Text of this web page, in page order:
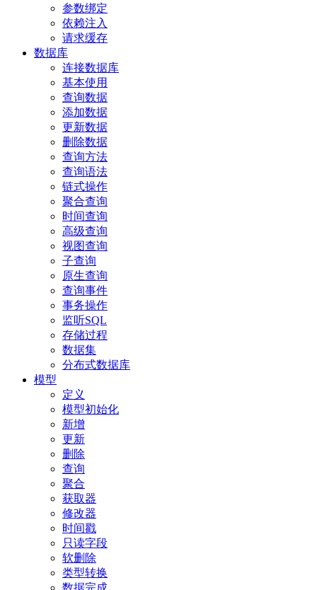
参数绑定
依赖注入
请求缓存
数据库
连接数据库
基本使用
查询数据
添加数据
更新数据
删除数据
查询方法
查询语法
链式操作
聚合查询
时间查询
高级查询
视图查询
子查询
原生查询
查询事件
事务操作
监听SQL
存储过程
数据集
分布式数据库
模型
定义
模型初始化
新增
更新
删除
查询
聚合
获取器
修改器
时间戳
只读字段
软删除
类型转换
数据完成